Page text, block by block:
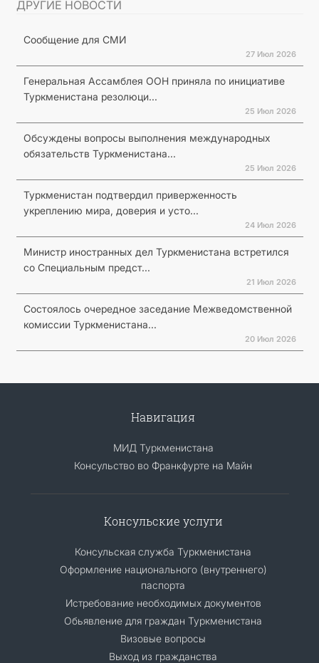
ДРУГИЕ НОВОСТИ
Сообщение для СМИ
27 Июл 2026
Генеральная Ассамблея ООН приняла по инициативе
Туркменистана резолюци...
25 Июл 2026
Обсуждены вопросы выполнения международных
обязательств Туркменистана...
25 Июл 2026
Туркменистан подтвердил приверженность
укреплению мира, доверия и усто...
24 Июл 2026
Министр иностранных дел Туркменистана встретился
со Специальным предст...
21 Июл 2026
Состоялось очередное заседание Межведомственной
комиссии Туркменистана...
20 Июл 2026
Навигация
МИД Туркменистана
Консульство во Франкфурте на Майн
Консульские услуги
Консульская служба Туркменистана
Оформление национального (внутреннего)
паспорта
Истребование необходимых документов
Обьявление для граждан Туркменистана
Визовые вопросы
Выход из гражданства